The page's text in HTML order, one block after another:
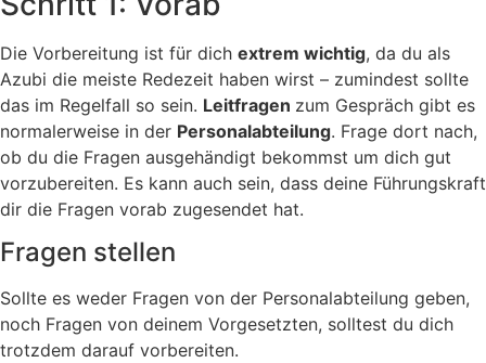
Die Vorbereitung ist für dich extrem wichtig, da du als
Azubi die meiste Redezeit haben wirst – zumindest sollte
das im Regelfall so sein. Leitfragen zum Gespräch gibt es
normalerweise in der Personalabteilung. Frage dort nach,
ob du die Fragen ausgehändigt bekommst um dich gut
vorzubereiten. Es kann auch sein, dass deine Führungskraft
dir die Fragen vorab zugesendet hat.
Fragen stellen
Sollte es weder Fragen von der Personalabteilung geben,
noch Fragen von deinem Vorgesetzten, solltest du dich
trotzdem darauf vorbereiten.